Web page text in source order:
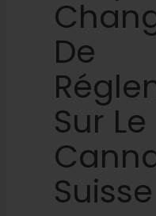
De
Sur Le
Suisse